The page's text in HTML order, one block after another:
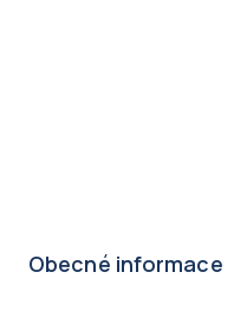
Obecné informace